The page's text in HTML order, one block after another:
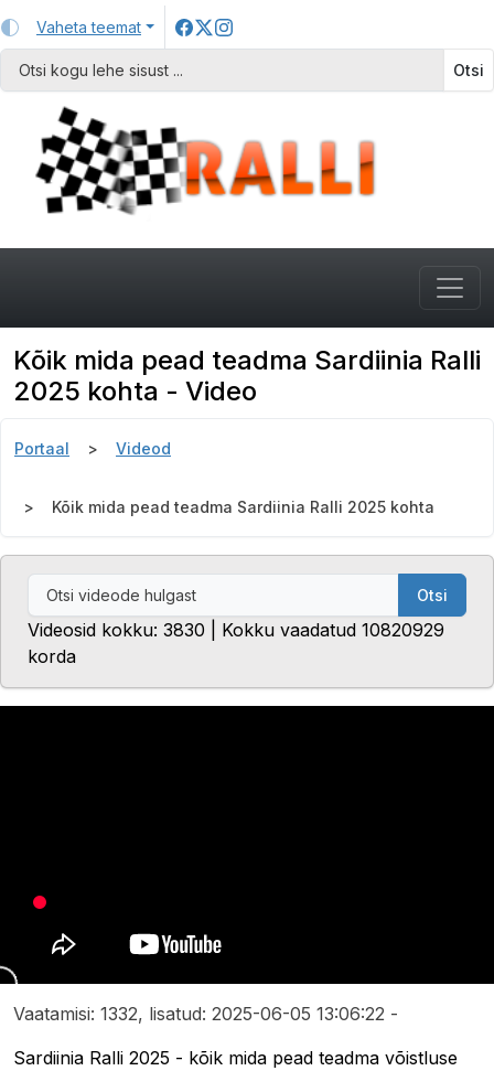
Vaheta teemat
Otsi
Kõik mida pead teadma Sardiinia Ralli
2025 kohta - Video
Portaal Videod
Kõik mida pead teadma Sardiinia Ralli 2025 kohta
Otsi
Videosid kokku: 3830 | Kokku vaadatud 10820929
korda
Vaatamisi: 1332, lisatud: 2025-06-05 13:06:22 -
Sardiinia Ralli 2025 - kõik mida pead teadma võistluse